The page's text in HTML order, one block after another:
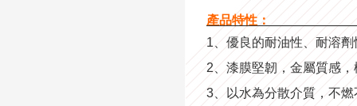
產品特性：
1、優良的耐油性、耐溶
2、漆膜堅韌，金屬質感
3、以水為分散介質，不